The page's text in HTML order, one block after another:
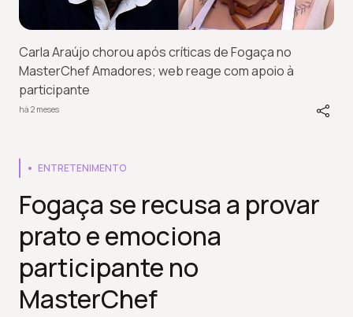
Carla Araújo chorou após críticas de Fogaça no
MasterChef Amadores; web reage com apoio à
participante
há 2 meses
ENTRETENIMENTO
Fogaça se recusa a provar
prato e emociona
participante no
MasterChef